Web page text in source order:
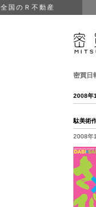
全国のＲ不動産
密買日
2008年
駄美術
2008年